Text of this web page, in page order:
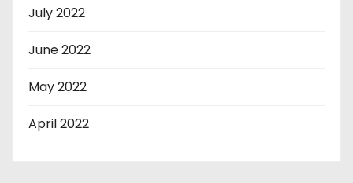
July 2022
June 2022
May 2022
April 2022